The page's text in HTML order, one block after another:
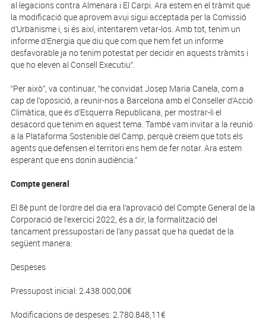
al·legacions contra Almenara i El Carpi. Ara estem en el tràmit que
la modificació que aprovem avui sigui acceptada per la Comissió
d’Urbanisme i, si és així, intentarem vetar-los. Amb tot, tenim un
informe d’Energia que diu que com que hem fet un informe
desfavorable ja no tenim potestat per decidir en aquests tràmits i
que ho eleven al Consell Executiu”.
“Per això”, va continuar, “he convidat Josep Maria Canela, com a
cap de l’oposició, a reunir-nos a Barcelona amb el Conseller d’Acció
Climàtica, que és d’Esquerra Republicana, per mostrar-li el
desacord que tenim en aquest tema. També vam invitar a la reunió
a la Plataforma Sostenible del Camp, perquè creiem que tots els
agents que defensen el territori ens hem de fer notar. Ara estem
esperant que ens donin audiència.”
Compte general
El 8è punt de l’ordre del dia era l’aprovació del Compte General de la
Corporació de l’exercici 2022, és a dir, la formalització del
tancament pressupostari de l’any passat que ha quedat de la
següent manera:
Despeses
Pressupost inicial: 2.438.000,00€
Modificacions de despeses: 2.780.848,11€